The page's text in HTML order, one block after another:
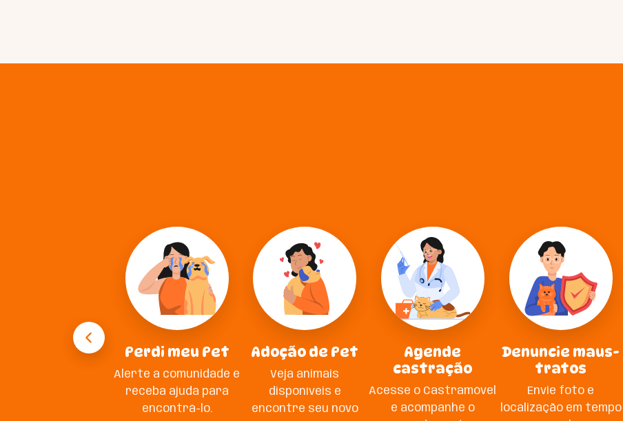
Perdi meu Pet
Alerte a comunidade e
receba ajuda para
encontrá-lo.
Adoção de Pet
Veja animais
disponíveis e
encontre seu novo
Agende
castração
Acesse o Castramóvel
e acompanhe o
Denuncie maus-
tratos
Envie foto e
localização em tempo